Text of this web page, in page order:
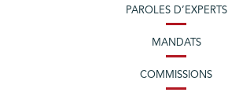
PAROLES D’EXPERTS
MANDATS
COMMISSIONS